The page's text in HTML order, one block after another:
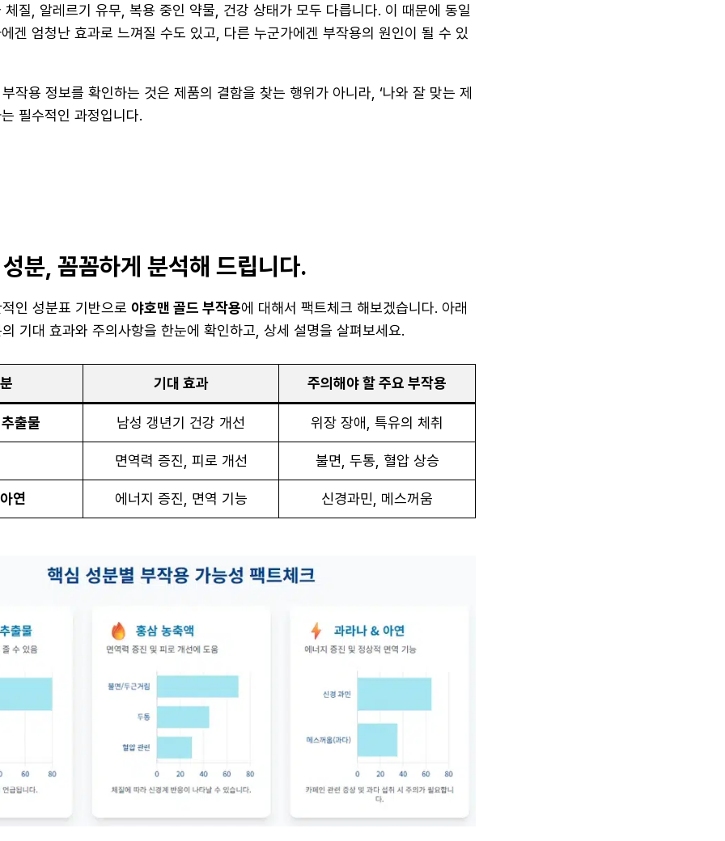
질, 알레르기 유무, 복용 중인 약물, 건강 상태가 모두 다릅니다. 이 때문에 동일
겐 엄청난 효과로 느껴질 수도 있고, 다른 누군가에겐 부작용의 원인이 될 수 있
작용 정보를 확인하는 것은 제품의 결함을 찾는 행위가 아니라, ‘나와 잘 맞는 제
필수적인 과정입니다.
분, 꼼꼼하게 분석해 드립니다.
인 성분표 기반으로 야호맨 골드 부작용에 대해서 팩트체크 해보겠습니다. 아래
기대 효과와 주의사항을 한눈에 확인하고, 상세 설명을 살펴보세요.
기대 효과 주의해야 할 주요 부작용
출물 남성 갱년기 건강 개선 위장 장애, 특유의 체취
면역력 증진, 피로 개선 불면, 두통, 혈압 상승
연 에너지 증진, 면역 기능 신경과민, 메스꺼움